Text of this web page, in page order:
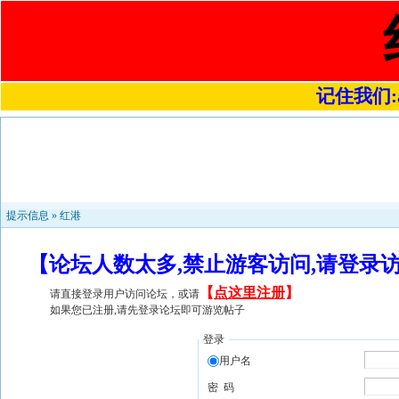
记住我们
提示信息 » 红港
【论坛人数太多,禁止游客访问,请登
请直接登录用户访问论坛，或请 【 点这里注册】
如果您已注册,请先登录论坛即可游览帖子
登录
用户名
密 码